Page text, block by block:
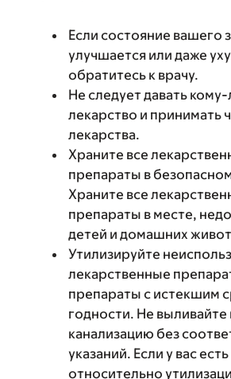
Если состояние вашего
улучшается или даже
обратитесь к врачу.
Не следует давать
лекарство и принимать
лекарства.
Храните все
препараты в
Храните все
препараты в месте,
детей и домашних
Утилизируйте
лекарственные
препараты с истекшим
годности. Не выливайте
канализацию без
указаний. Если у вас
относительно